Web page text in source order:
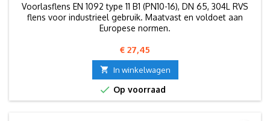
Voorlasflens EN 1092 type 11 B1 (PN10-16), DN 65, 304L RVS
flens voor industrieel gebruik. Maatvast en voldoet aan
Europese normen.
Prijs
€ 27,45
 In winkelwagen
 Op voorraad